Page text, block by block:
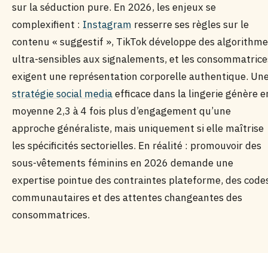
sur la séduction pure. En 2026, les enjeux se
complexifient : Instagram resserre ses règles sur le
contenu « suggestif », TikTok développe des
ultra-sensibles aux signalements, et les
exigent une représentation corporelle authentique.
stratégie social mediaefficace dans la lingerie génère
moyenne 2,3 à 4 fois plus d’engagement qu’une
approche généraliste, mais uniquement si elle maîtrise
les spécificités sectorielles. En réalité : promouvoir des
sous-vêtements féminins en 2026 demande une
expertise pointue des contraintes plateforme, des
communautaires et des attentes changeantes des
consommatrices.